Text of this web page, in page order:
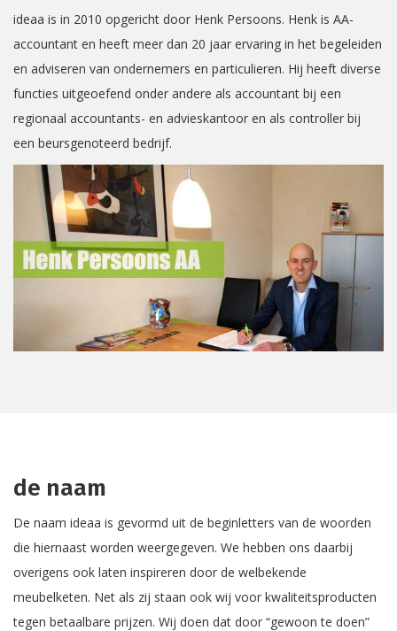
ideaa is in 2010 opgericht door Henk Persoons. Henk is AA-
accountant en heeft meer dan 20 jaar ervaring in het begeleiden
en adviseren van ondernemers en particulieren. Hij heeft diverse
functies uitgeoefend onder andere als accountant bij een
regionaal accountants- en advieskantoor en als controller bij
een beursgenoteerd bedrijf.
de naam
De naam ideaa is gevormd uit de beginletters van de woorden
die hiernaast worden weergegeven. We hebben ons daarbij
overigens ook laten inspireren door de welbekende
meubelketen. Net als zij staan ook wij voor kwaliteitsproducten
tegen betaalbare prijzen. Wij doen dat door “gewoon te doen”